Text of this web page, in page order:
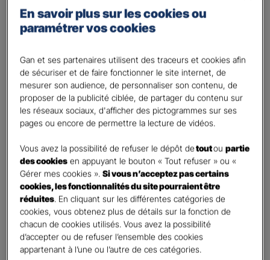
Laissez vide ou indiquez la date envisagez
Vos informations :
Etes-vous déjà client Gan assurances ?*
Oui
Non
Civilité *
Madame
Monsieur
Contact*
First Last
Téléphone*
En savoir plus sur les cookies ou
paramétrer vos cookies
Gan et ses partenaires utilisent des traceurs et cookies afin
de sécuriser et de faire fonctionner le site internet, de
mesurer son audience, de personnaliser son contenu, de
proposer de la publicité ciblée, de partager du contenu sur
les réseaux sociaux, d'afficher des pictogrammes sur ses
pages ou encore de permettre la lecture de vidéos.
Vous avez la possibilité de refuser le dépôt detoutoupartie
des cookies en appuyant le bouton « Tout refuser » ou «
Gérer mes cookies ».Si vous n’acceptez pas certains
cookies, les fonctionnalités du site pourraient être
réduites. En cliquant sur les différentes catégories de
cookies, vous obtenez plus de détails sur la fonction de
chacun de cookies utilisés. Vous avez la possibilité
d’accepter ou de refuser l’ensemble des cookies
appartenant à l’une ou l’autre de ces catégories.